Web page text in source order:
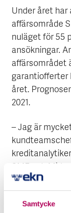
Samtycke
Under året har
affärsområde
nuläget för 55
ansökningar.
affärsområdet
garantiofferter
året.
2021.
– Jag är
SME och
erfarenhet från
kombination